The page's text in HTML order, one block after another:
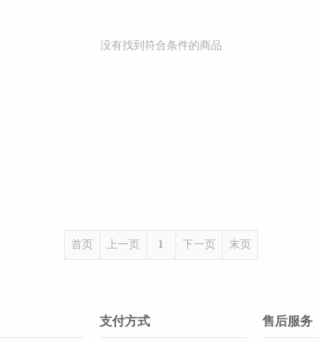
没有找到符合条件的商品
首页 上一页 1 下一页 末页
支付方式 售后服务